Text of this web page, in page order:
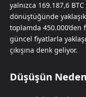
yalnızca 169.187,6
dönüştüğünde
toplamda 450.000’den
güncel fiyatlarla
çıkışına denk geliyor.
Düşüşün